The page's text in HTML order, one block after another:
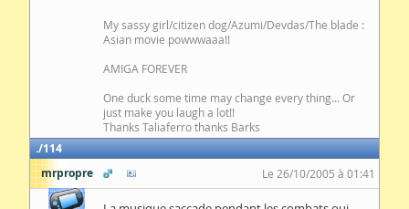
My sassy girl/citizen dog/Azumi/Devdas/The blade :
Asian movie powwwaaa!!
AMIGA FOREVER
One duck some time may change every thing... Or
just make you laugh a lot!!
Thanks Taliaferro thanks Barks
114
mrpropre
Le 26/10/2005 à 01:41